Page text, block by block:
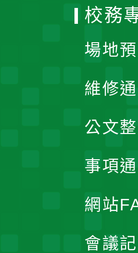
校務
場地
維修
公文
事項
網站
會議